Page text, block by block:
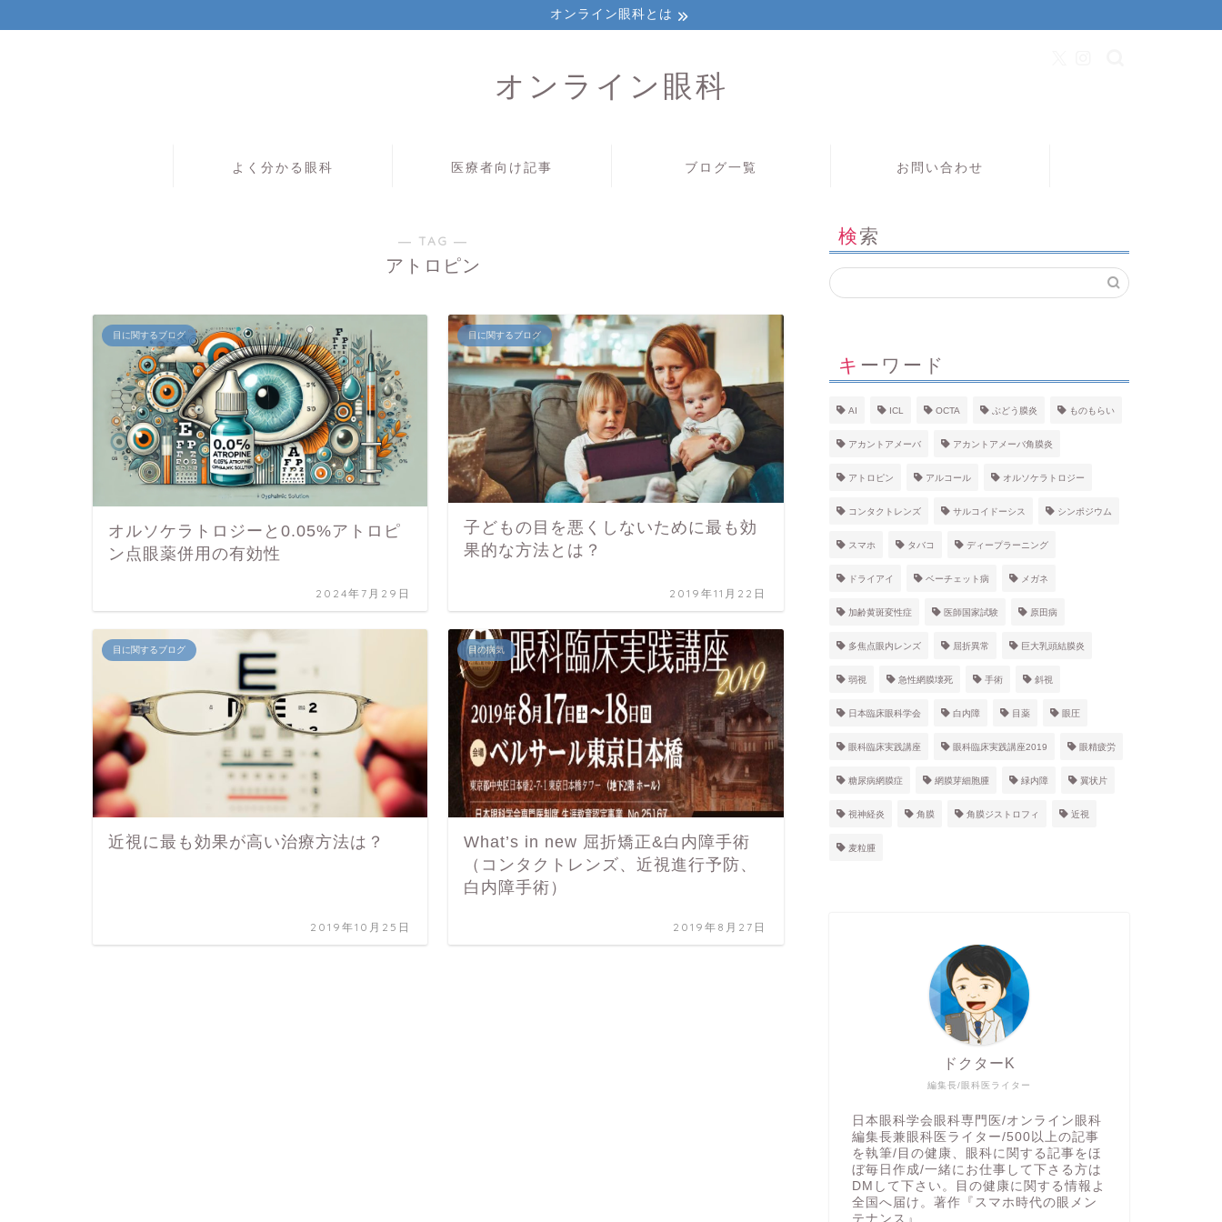
オンライン眼科とは
オンライン眼科
よく分かる眼科 医療者向け記事 ブログ一覧 お問い合わせ
― TAG ―
アトロピン
目に関するブログ
オルソケラトロジーと0.05%アトロピ
ン点眼薬併用の有効性
2024年7月29日
目に関するブログ
子どもの目を悪くしないために最も効
果的な方法とは？
2019年11月22日
目に関するブログ
近視に最も効果が高い治療方法は？
2019年10月25日
目の病気
What’s in new 屈折矯正&白内障手術
（コンタクトレンズ、近視進行予防、
白内障手術）
2019年8月27日
検索
キーワード
AI ICL OCTA ぶどう膜炎 ものもらい
アカントアメーバ アカントアメーバ角膜炎
アトロピン アルコール オルソケラトロジー
コンタクトレンズ サルコイドーシス シンポジウム
スマホ タバコ ディープラーニング
ドライアイ ベーチェット病 メガネ
加齢黄斑変性症 医師国家試験 原田病
多焦点眼内レンズ 屈折異常 巨大乳頭結膜炎
弱視 急性網膜壊死 手術 斜視
日本臨床眼科学会 白内障 目薬 眼圧
眼科臨床実践講座 眼科臨床実践講座2019 眼精疲労
糖尿病網膜症 網膜芽細胞腫 緑内障 翼状片
視神経炎 角膜 角膜ジストロフィ 近視
麦粒腫
編集長/眼科医ライター
ドクターK
日本眼科学会眼科専門医/オンライン眼科
編集長兼眼科医ライター/500以上の記事
を執筆/目の健康、眼科に関する記事をほ
ぼ毎日作成/一緒にお仕事して下さる方は
DMして下さい。目の健康に関する情報よ
全国へ届け。著作『スマホ時代の眼メン
テナンス』